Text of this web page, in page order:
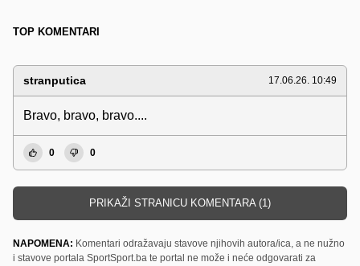
TOP KOMENTARI
stranputica 17.06.26. 10:49
Bravo, bravo, bravo....
0 0
PRIKAŽI STRANICU KOMENTARA (1)
NAPOMENA: Komentari odražavaju stavove njihovih autora/ica, a ne nužno
i stavove portala SportSport.ba te portal ne može i neće odgovarati za